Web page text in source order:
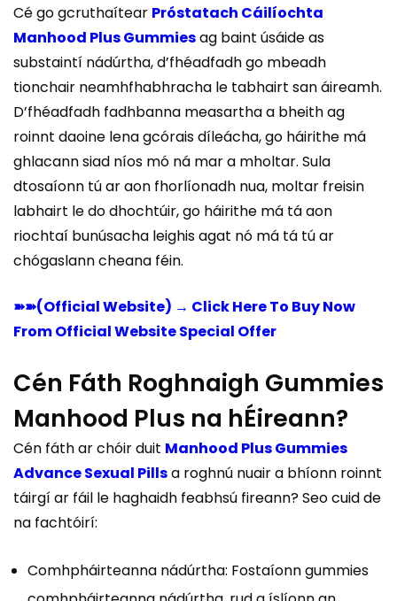
Cé go gcruthaítear Próstatach Cáilíochta
Manhood Plus Gummiesag baint úsáide as
substaintí nádúrtha, d’fhéadfadh go mbeadh
tionchair neamhfhabhracha le tabhairt san áireamh.
D’fhéadfadh fadhbanna measartha a bheith ag
roinnt daoine lena gcórais díleácha, go háirithe má
ghlacann siad níos mó ná mar a mholtar. Sula
dtosaíonn tú ar aon fhorlíonadh nua, moltar freisin
labhairt le do dhochtúir, go háirithe má tá aon
riochtaí bunúsacha leighis agat nó má tá tú ar
chógaslann cheana féin.
➽➽(Official Website) → Click Here To Buy Now
From Official Website Special Offer
Cén Fáth Roghnaigh Gummies
Manhood Plus na hÉireann?
Cén fáth ar chóir duit Manhood Plus Gummies
Advance Sexual Pillsa roghnú nuair a bhíonn roinnt
táirgí ar fáil le haghaidh feabhsú fireann? Seo cuid de
na fachtóirí:
Comhpháirteanna nádúrtha: Fostaíonn gummies